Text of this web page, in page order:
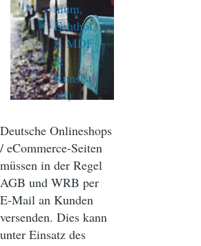
Deutsche Onlineshops
/ eCommerce-Seiten
müssen in der Regel
AGB und WRB per
E-Mail an Kunden
versenden. Dies kann
unter Einsatz des